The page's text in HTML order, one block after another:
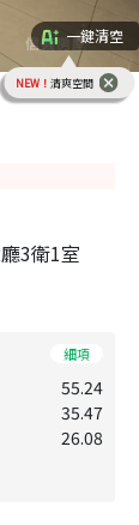
一鍵清空
NEW！ 清爽空間
3衛1室
細項
55.24
35.47
26.08